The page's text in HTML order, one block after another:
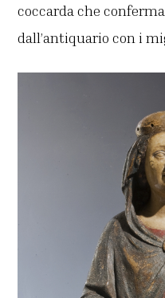
coccarda che
dall’antiquario con i